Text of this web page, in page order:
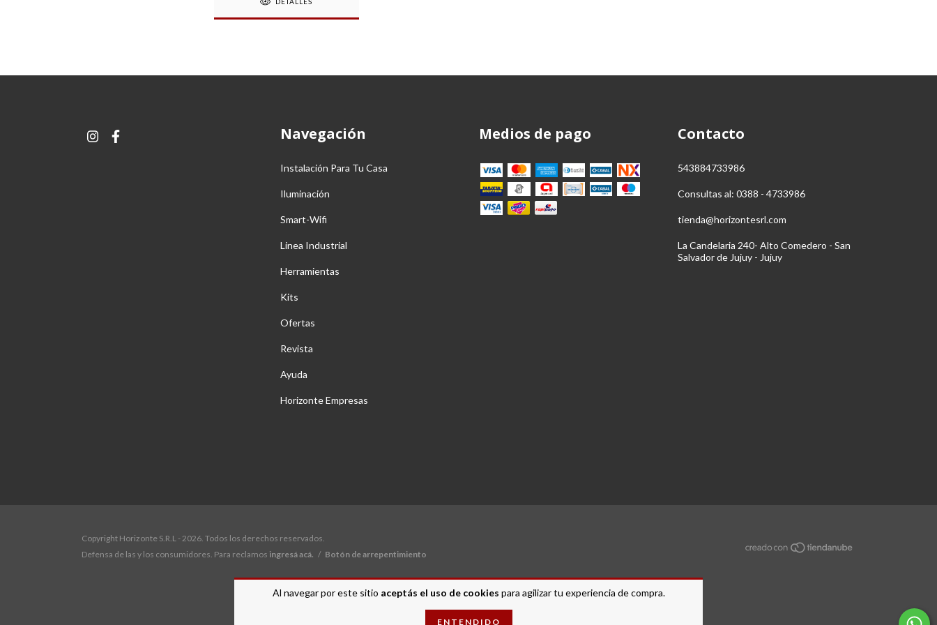
Al navegar por este sitio aceptás el uso de cookies para agilizar tu experiencia de compra.
ENTENDIDO
Navegación
Instalación Para Tu Casa
Iluminación
Smart-Wifi
Linea Industrial
Herramientas
Kits
Ofertas
Revista
Ayuda
Horizonte Empresas
Medios de pago Contacto
543884733986
Consultas al: 0388 - 4733986
tienda@horizontesrl.com
La Candelaria 240- Alto Comedero - San
Salvador de Jujuy - Jujuy
Copyright Horizonte S.R.L - 2026. Todos los derechos reservados.
Defensa de las y los consumidores. Para reclamos ingresá acá. / Botón de arrepentimiento